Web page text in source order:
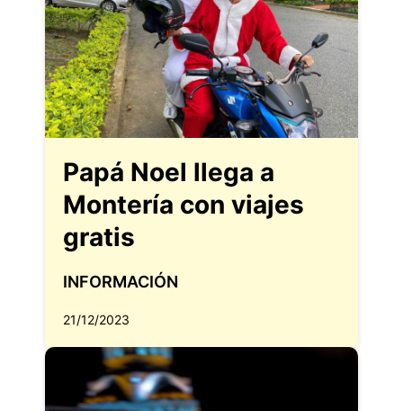
Papá Noel llega a
Montería con viajes
gratis
INFORMACIÓN
21/12/2023